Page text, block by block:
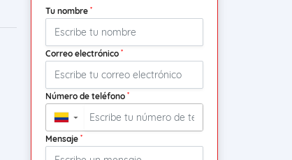
Tu nombre *
Correo electrónico *
Número de teléfono *
▼
Mensaje *